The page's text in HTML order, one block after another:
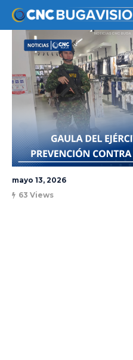
mayo 13, 2026
63 Views